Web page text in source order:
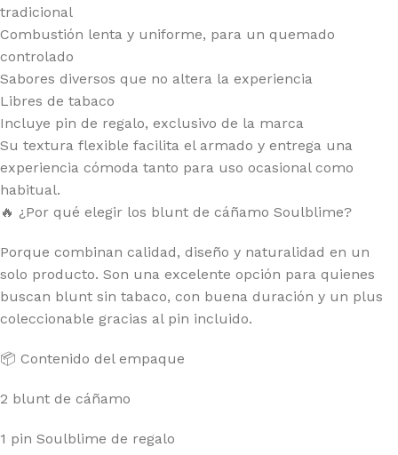
tradicional
Combustión lenta y uniforme, para un quemado
controlado
Sabores diversos que no altera la experiencia
Libres de tabaco
Incluye pin de regalo, exclusivo de la marca
Su textura flexible facilita el armado y entrega una
experiencia cómoda tanto para uso ocasional como
habitual.
🔥 ¿Por qué elegir los blunt de cáñamo Soulblime?
Porque combinan calidad, diseño y naturalidad en un
solo producto. Son una excelente opción para quienes
buscan blunt sin tabaco, con buena duración y un plus
coleccionable gracias al pin incluido.
📦 Contenido del empaque
2 blunt de cáñamo
1 pin Soulblime de regalo